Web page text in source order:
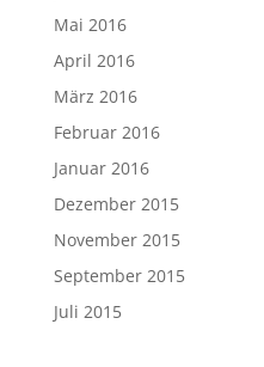
Mai 2016
April 2016
März 2016
Februar 2016
Januar 2016
Dezember 2015
November 2015
September 2015
Juli 2015